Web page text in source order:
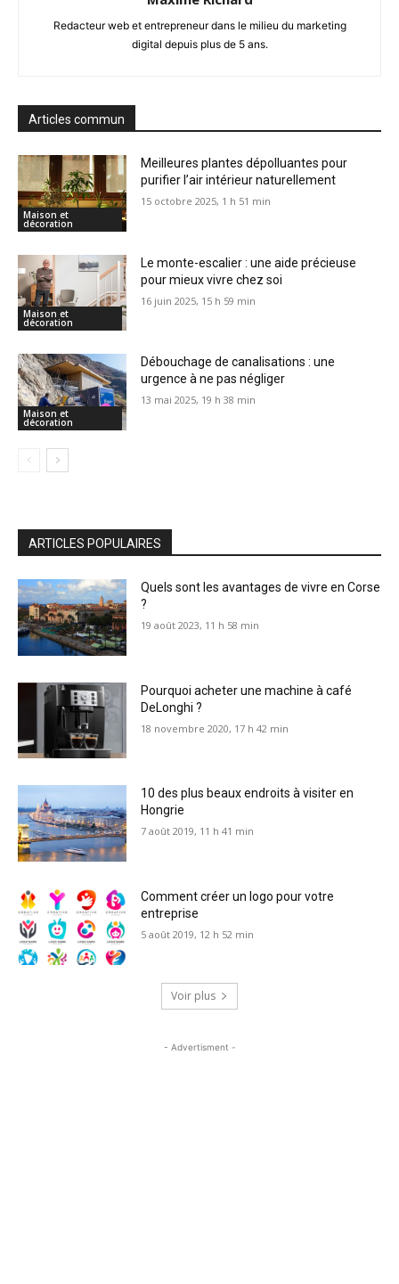
Redacteur web et entrepreneur dans le milieu du marketing
digital depuis plus de 5 ans.
Articles commun
Maison et
décoration
Meilleures plantes dépolluantes pour
purifier l’air intérieur naturellement
15 octobre 2025, 1 h 51 min
Maison et
décoration
Le monte-escalier : une aide précieuse
pour mieux vivre chez soi
16 juin 2025, 15 h 59 min
Maison et
décoration
Débouchage de canalisations : une
urgence à ne pas négliger
13 mai 2025, 19 h 38 min
ARTICLES POPULAIRES
Quels sont les avantages de vivre en Corse
?
19 août 2023, 11 h 58 min
Pourquoi acheter une machine à café
DeLonghi ?
18 novembre 2020, 17 h 42 min
10 des plus beaux endroits à visiter en
Hongrie
7 août 2019, 11 h 41 min
Comment créer un logo pour votre
entreprise
5 août 2019, 12 h 52 min
Voir plus
- Advertisment -